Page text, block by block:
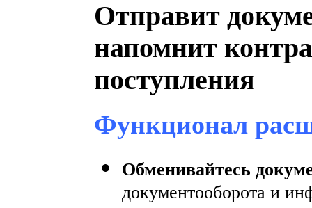
Отправит
напомнит
поступления
Функционал
Обменивайтесь
документооборота и